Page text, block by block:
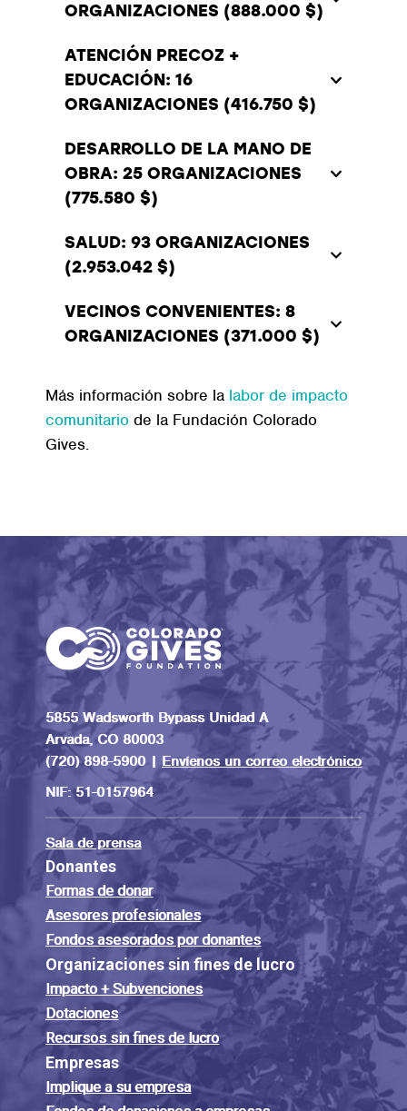
ORGANIZACIONES (888.000 $)
ATENCIÓN PRECOZ +
EDUCACIÓN: 16
ORGANIZACIONES (416.750 $)
DESARROLLO DE LA MANO DE
OBRA: 25 ORGANIZACIONES
(775.580 $)
SALUD: 93 ORGANIZACIONES
(2.953.042 $)
VECINOS CONVENIENTES: 8
ORGANIZACIONES (371.000 $)
Más información sobre la labor de impacto
comunitario de la Fundación Colorado
Gives.
5855 Wadsworth Bypass Unidad A
Arvada, CO 80003
(720) 898-5900 |Envíenos un correo electrónico
NIF: 51-0157964
Sala de prensa
Donantes
Formas de donar
Asesores profesionales
Fondos asesorados por donantes
Organizaciones sin fines de lucro
Impacto + Subvenciones
Dotaciones
Recursos sin fines de lucro
Empresas
Implique a su empresa